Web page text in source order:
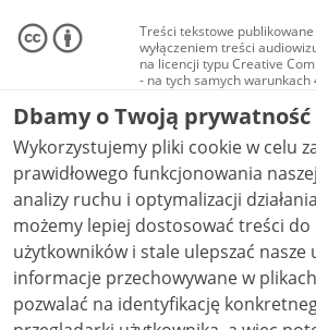
Treści tekstowe
wyłączeniem treści
na licencji typu Creative
- na tych samych warunkach
Materiały audiowizualne, w
audio i wideo, są
Creative Commons: uznanie
niekomercyjne - bez utworów
NC-ND 4.0), o ile nie jest to
Dbamy o Twoją prywatność
Wykorzystujemy pliki cookie w celu
prawidłowego funkcjonowania
analizy ruchu i optymalizacji działania strony.
możemy lepiej dostosować treści
użytkowników i stale ulepszać nasze usługi.
informacje przechowywane w
pozwalać na identyfikację